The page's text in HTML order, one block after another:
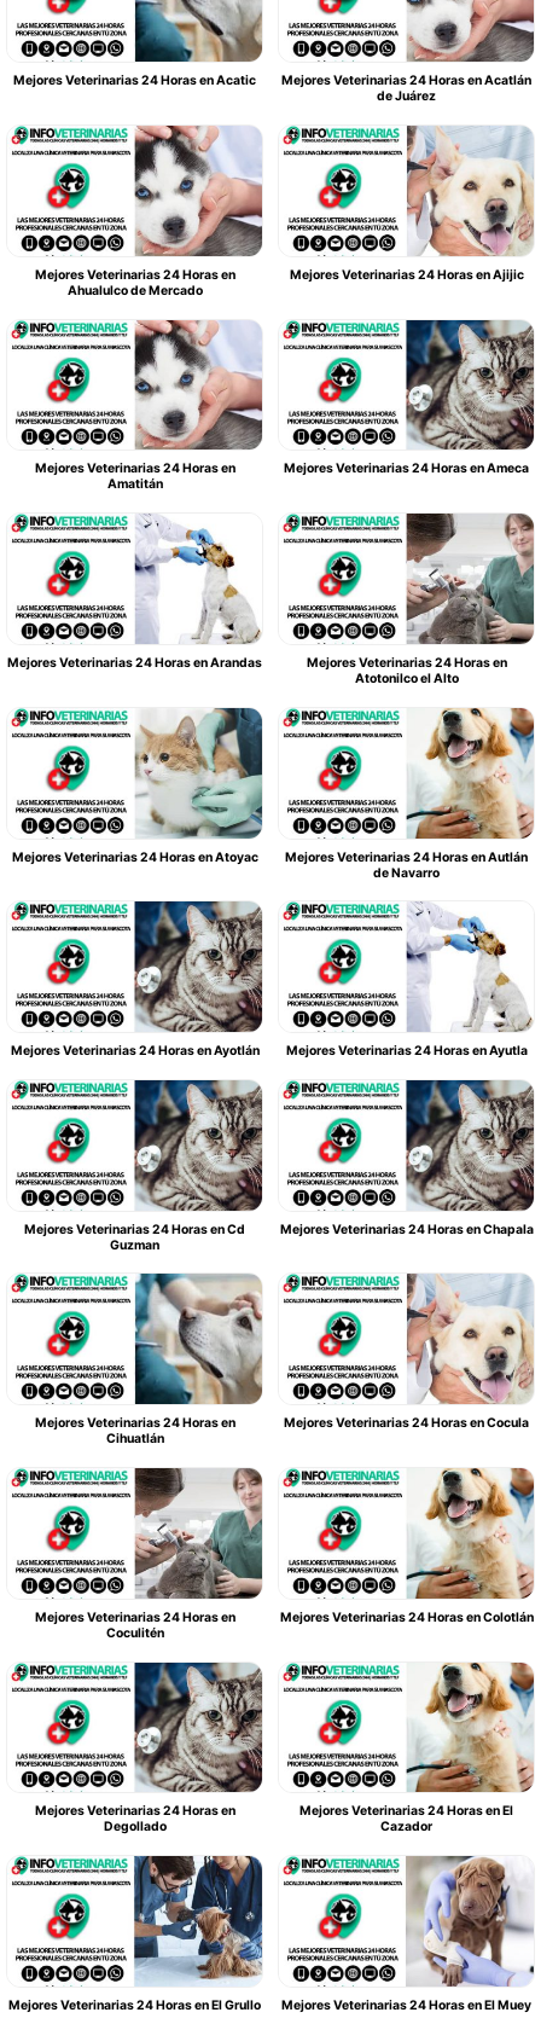
Mejores Veterinarias 24 Horas en Acatic
Mejores Veterinarias 24 Horas en Acatlán
de Juárez
Mejores Veterinarias 24 Horas en
Ahualulco de Mercado
Mejores Veterinarias 24 Horas en Ajijic
Mejores Veterinarias 24 Horas en
Amatitán
Mejores Veterinarias 24 Horas en Ameca
Mejores Veterinarias 24 Horas en Arandas
Mejores Veterinarias 24 Horas en
Atotonilco el Alto
Mejores Veterinarias 24 Horas en Atoyac
Mejores Veterinarias 24 Horas en Autlán
de Navarro
Mejores Veterinarias 24 Horas en Ayotlán Mejores Veterinarias 24 Horas en Ayutla
Mejores Veterinarias 24 Horas en Cd
Guzman
Mejores Veterinarias 24 Horas en Chapala
Mejores Veterinarias 24 Horas en
Cihuatlán
Mejores Veterinarias 24 Horas en Cocula
Mejores Veterinarias 24 Horas en
Coculitén
Mejores Veterinarias 24 Horas en Colotlán
Mejores Veterinarias 24 Horas en
Degollado
Mejores Veterinarias 24 Horas en El
Cazador
Mejores Veterinarias 24 Horas en El Grullo Mejores Veterinarias 24 Horas en El Muey